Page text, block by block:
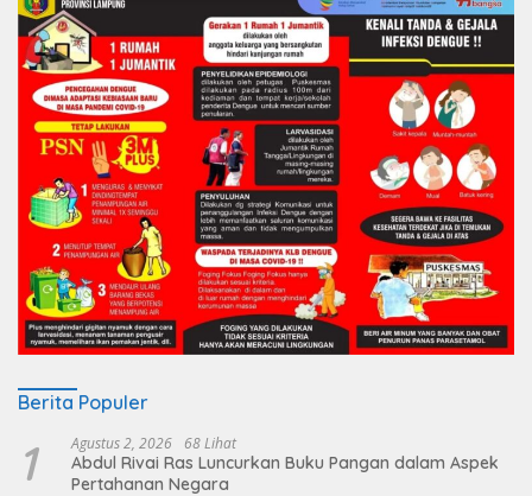
Berita Populer
1 Agustus 2, 2026 68 Lihat
Abdul Rivai Ras Luncurkan Buku Pangan dalam Aspek
Pertahanan Negara